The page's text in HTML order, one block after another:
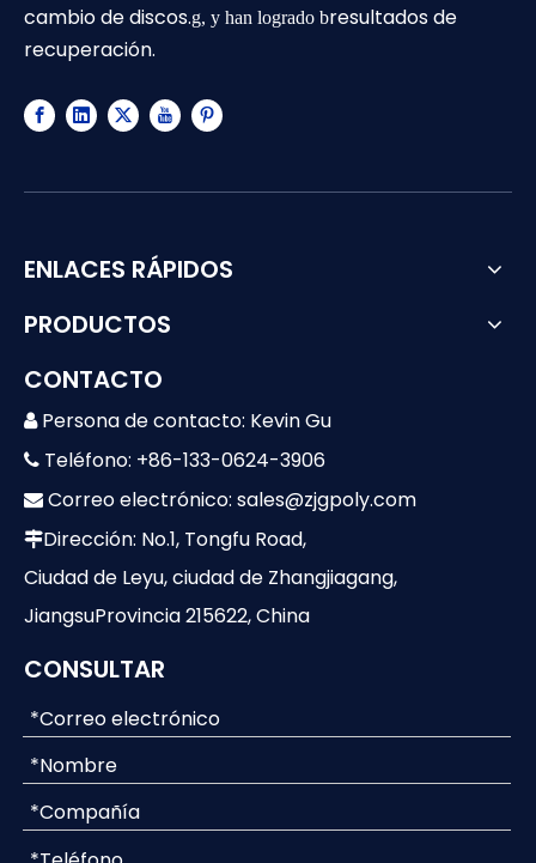
cambio de discos.g, y han logrado bresultados de
recuperación.
ENLACES RÁPIDOS
PRODUCTOS
CONTACTO
 Persona de contacto: Kevin Gu
 Teléfono: +86-133-0624-3906
 Correo electrónico: sales@zjgpoly.com
Dirección: No.1, Tongfu Road,
Ciudad de Leyu, ciudad de Zhangjiagang,
JiangsuProvincia 215622, China
CONSULTAR